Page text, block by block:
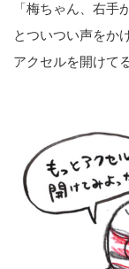
「梅ちゃん、右手
とついつい声をか
アクセルを開けて